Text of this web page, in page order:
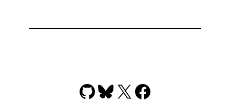
GitHub
Bluesky
X Facebook